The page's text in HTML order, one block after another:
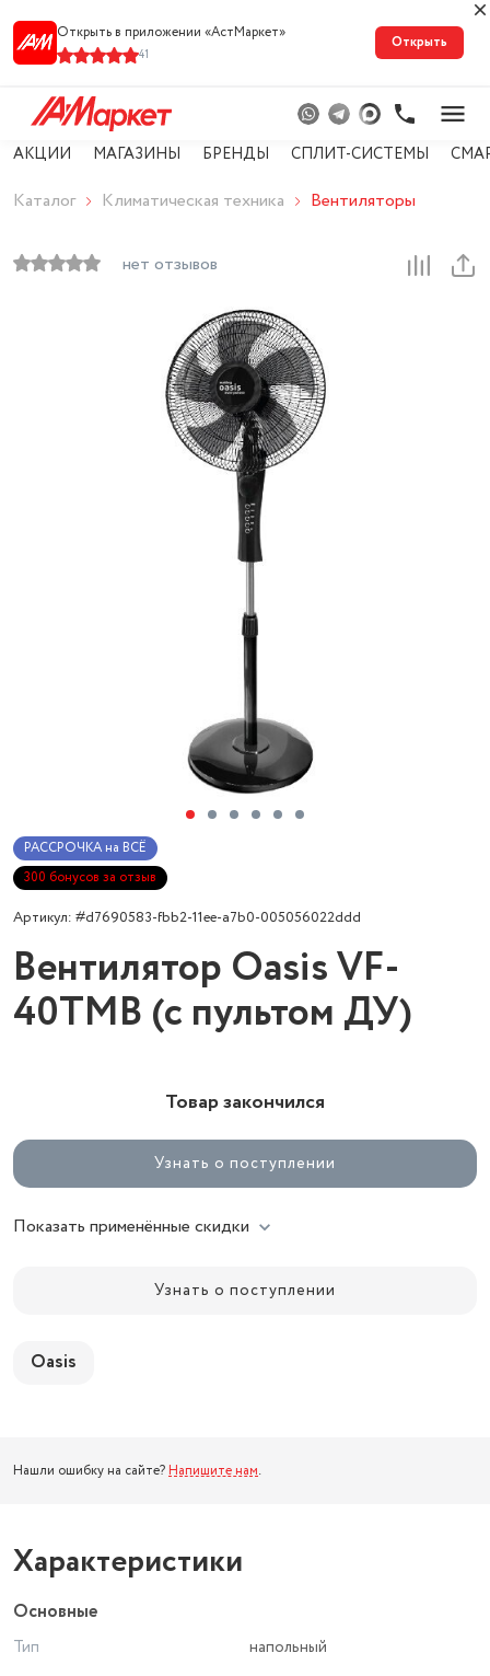
Открыть в приложении «АстМарке‪т‬»
41
Открыть
АКЦИИ МАГАЗИНЫ БРЕНДЫ СПЛИТ-СИСТЕМЫ
Каталог Климатическая техника Вентиляторы
нет отзывов
РАССРОЧКА на ВСЁ
300 бонусов за отзыв
Артикул: #d7690583-fbb2-11ee-a7b0-005056022ddd
Вентилятор Oasis VF-
40TMB (с пультом ДУ)
Товар закончился
Узнать о поступлении
Показать применённые скидки
Узнать о поступлении
Oasis
Нашли ошибку на сайте? Напишите нам.
Характеристики
Основные
Тип
напольный